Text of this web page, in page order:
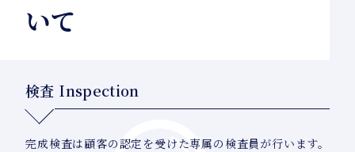
いて
検査 Inspection
完成検査は顧客の認定を受けた専属の検査員が行います。